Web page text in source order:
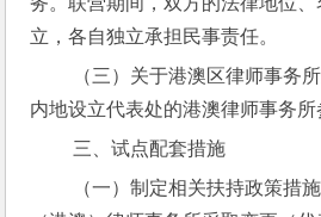
立，各自独立承担民事责任。
内地设立代表处的港澳律师事务所
三、试点配套措施